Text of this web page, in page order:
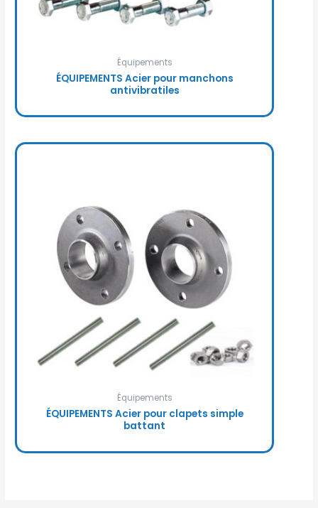
Équipements
ÉQUIPEMENTS Acier pour manchons
antivibratiles
Équipements
ÉQUIPEMENTS Acier pour clapets simple
battant